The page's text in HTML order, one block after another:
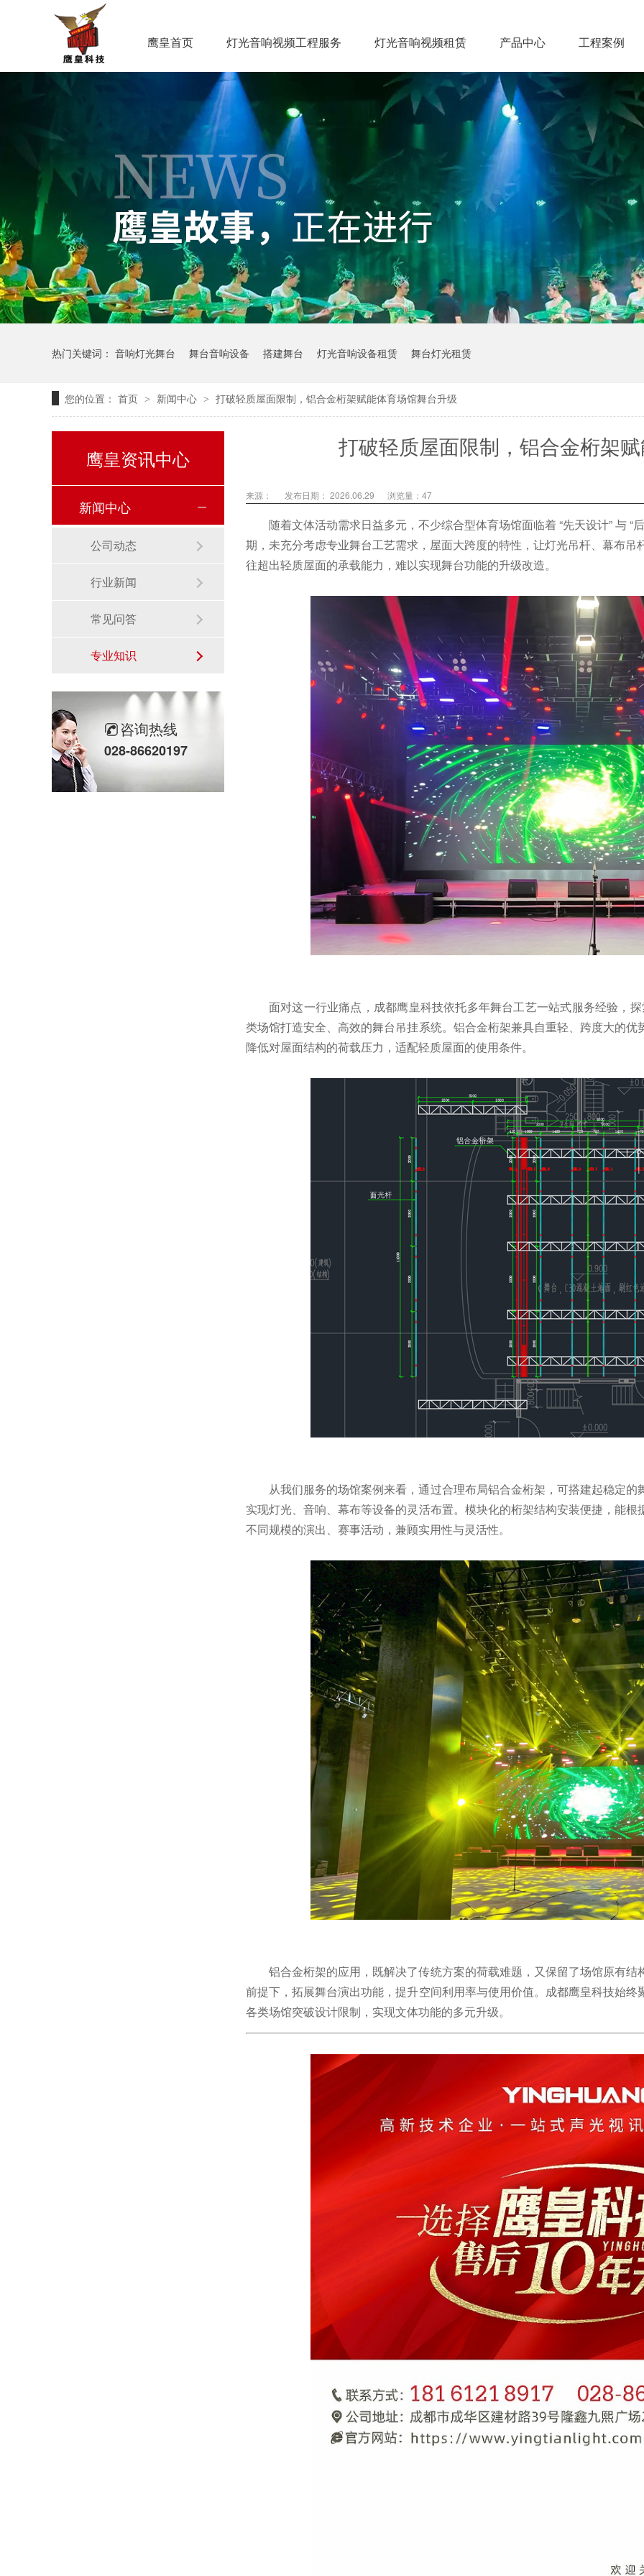
鹰皇首页 灯光音响视频工程服务 灯光音响视频租赁 产品中心 工程案例
热门关键词： 音响灯光舞台 舞台音响设备 搭建舞台 灯光音响设备租赁 舞台灯光租赁
您的位置： 首页 > 新闻中心 > 打破轻质屋面限制，铝合金桁架赋能体育场馆舞台升级
打破轻质屋面限制，铝合金桁架
来源： 发布日期： 2026.06.29 浏览量： 47
随着文体活动需求日益多元，不少综合型体育场馆面临着 “先天设计” 与
期，未充分考虑专业舞台工艺需求，屋面大跨度的特性，让灯光吊杆、幕布
往超出轻质屋面的承载能力，难以实现舞台功能的升级改造。
面对这一行业痛点，成都鹰皇科技依托多年舞台工艺一站式服务经验，
类场馆打造安全、高效的舞台吊挂系统。铝合金桁架兼具自重轻、跨度大的
降低对屋面结构的荷载压力，适配轻质屋面的使用条件。
从我们服务的场馆案例来看，通过合理布局铝合金桁架，可搭建起稳定
实现灯光、音响、幕布等设备的灵活布置。模块化的桁架结构安装便捷，能
不同规模的演出、赛事活动，兼顾实用性与灵活性。
铝合金桁架的应用，既解决了传统方案的荷载难题，又保留了场馆原有
前提下，拓展舞台演出功能，提升空间利用率与使用价值。成都鹰皇科技始
各类场馆突破设计限制，实现文体功能的多元升级。
鹰皇资讯中心
新闻中心
公司动态
行业新闻
常见问答
专业知识
咨询热线
028-86620197